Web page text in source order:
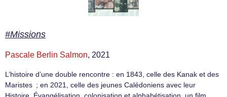
#Missions
Pascale Berlin Salmon, 2021
L’histoire d’une double rencontre : en 1843, celle des Kanak et des
Maristes ; en 2021, celle des jeunes Calédoniens avec leur
Histoire. Évangélisation, colonisation et alphabétisation, un film